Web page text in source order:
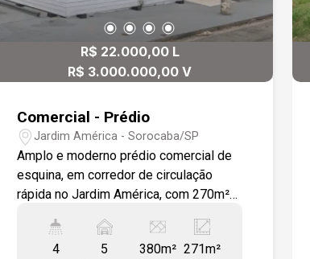
R$ 22.000,00 L
R$ 3.000.000,00 V
Comercial - Prédio
Jardim América - Sorocaba/SP
Amplo e moderno prédio comercial de
esquina, em corredor de circulação
rápida no Jardim América, com 270m²
imóvel possuí: No piso inferior: uma
bela recepção, salão em L, com dois
4
5
380m² 271m²